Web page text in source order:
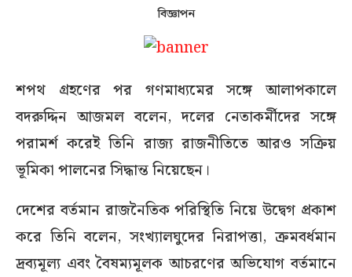
বিজ্ঞাপন
শপথ গ্রহণের পর গণমাধ্যমের সঙ্গে আলাপকালে
বদরুদ্দিন আজমল বলেন, দলের নেতাকর্মীদের সঙ্গে
পরামর্শ করেই তিনি রাজ্য রাজনীতিতে আরও সক্রিয়
ভূমিকা পালনের সিদ্ধান্ত নিয়েছেন।
দেশের বর্তমান রাজনৈতিক পরিস্থিতি নিয়ে উদ্বেগ প্রকাশ
করে তিনি বলেন, সংখ্যালঘুদের নিরাপত্তা, ক্রমবর্ধমান
দ্রব্যমূল্য এবং বৈষম্যমূলক আচরণের অভিযোগ বর্তমানে